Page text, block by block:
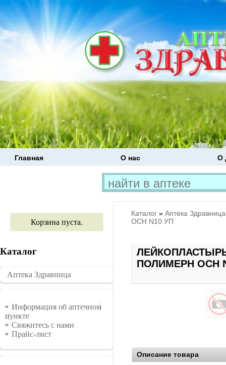
Главная О нас О
Корзина пуста.
Каталог
�������
Аптека Здравница
Информация
Информация об аптечном
пункте
Свяжитесь с нами
Прайс-лист
Каталог » Аптека Здравница
ОСН N10 УП
ПОЛИМЕРН ОСН
Описание товара